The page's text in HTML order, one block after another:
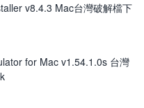
v8.4.3 Mac台灣破解檔下
for Mac v1.54.1.0s 台灣